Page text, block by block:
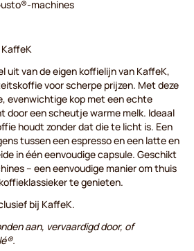
machines
KaffeK
uit van de eigen koffielijn van KaffeK,
voor scherpe prijzen. Met deze
evenwichtige kop met een echte
door een scheutje warme melk. Ideaal
houdt zonder dat die te licht is. Een
tussen een espresso en een latte en
in één eenvoudige capsule. Geschikt
– een eenvoudige manier om thuis
te genieten.
bij KaffeK.
aan, vervaardigd door, of